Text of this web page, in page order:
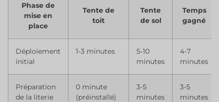
Phase de
mise en
place
Tente de
toit
Tente
de sol
Temps
gagné
Déploiement
initial
1-3 minutes
5-10
minutes
4-7
minutes
Préparation
de la literie
0 minute
(préinstallé)
3-5
minutes
3-5
minutes